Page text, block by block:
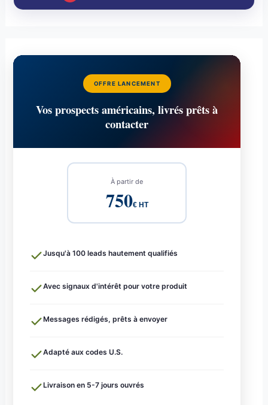
OFFRE LANCEMENT
Vos prospects américains, livrés prêts à
contacter
À partir de
750€ HT
Jusqu'à 100 leads hautement qualifiés
Avec signaux d'intérêt pour votre produit
Messages rédigés, prêts à envoyer
Adapté aux codes U.S.
Livraison en 5-7 jours ouvrés